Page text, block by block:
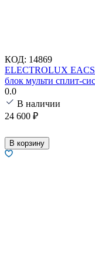
КОД: 14869
ELECTROLUX
блок мульти сплит-
0.0
В наличии
24 600 ₽
В корзину